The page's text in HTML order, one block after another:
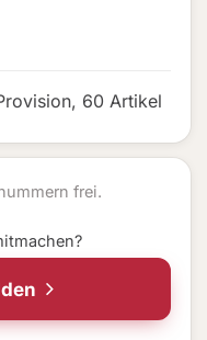
, 60 Artikel
frei.